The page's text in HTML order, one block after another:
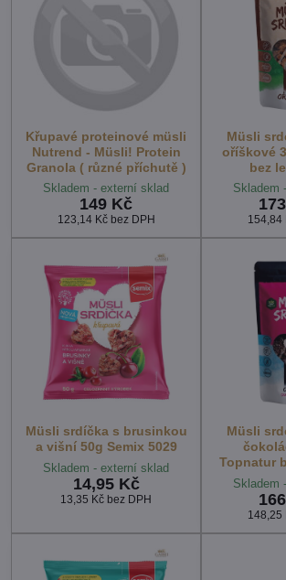
Křupavé proteinové müsli
Nutrend - Müsli! Protein
Granola ( různé příchutě )
Skladem - externí sklad
149 Kč
123,14 Kč bez DPH
Müsli
oříškové
bez
Skladem
154,84
Müsli srdíčka s brusinkou
a višní 50g Semix 5029
Skladem - externí sklad
14,95 Kč
13,35 Kč bez DPH
Müsli
Topnatur
Skladem
148,25